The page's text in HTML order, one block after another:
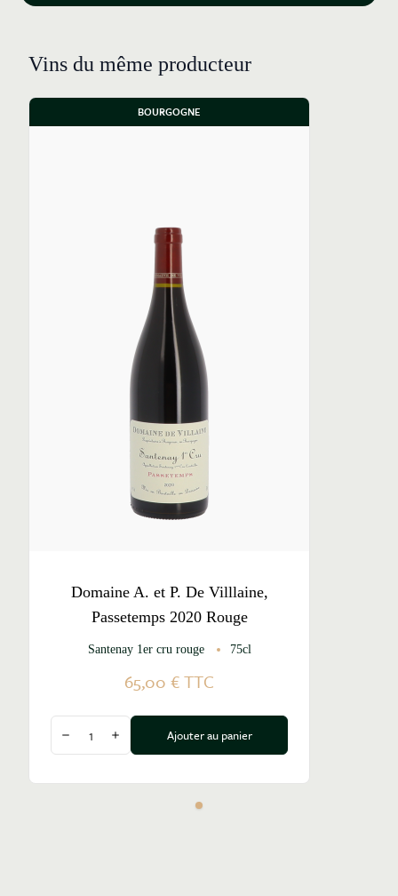
Vins du même producteur
BOURGOGNE
Domaine A. et P. De Villlaine,
Passetemps 2020 Rouge
Santenay 1er cru rouge 75cl
65,00 €TTC
Quantité
Diminuer la quantité
Augmenter la quantité
Ajouter au panier